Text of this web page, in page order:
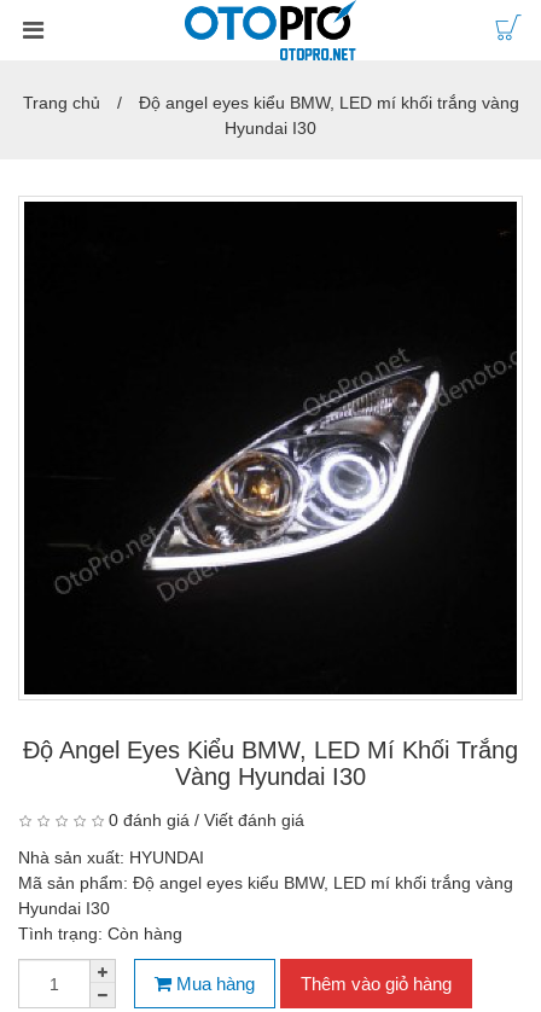
Trang chủ
Độ angel eyes kiểu BMW, LED mí khối trắng vàng
Hyundai I30
Độ Angel Eyes Kiểu BMW, LED Mí Khối Trắng
Vàng Hyundai I30
0 đánh giá / Viết đánh giá
Nhà sản xuất: HYUNDAI
Mã sản phẩm: Độ angel eyes kiểu BMW, LED mí khối trắng vàng
Hyundai I30
Tình trạng: Còn hàng
Mua hàng Thêm vào giỏ hàng